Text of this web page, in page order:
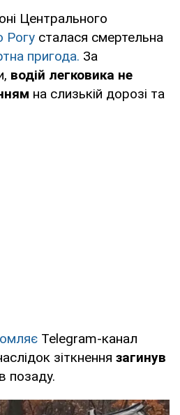
Центрального
Рогу сталася смертельна
пригода. За
водій легковика не
на слизькій дорозі та
Telegram-канал
зіткнення загинув
позаду.